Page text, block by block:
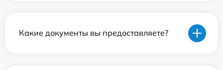
Какие документы вы предоставляете?